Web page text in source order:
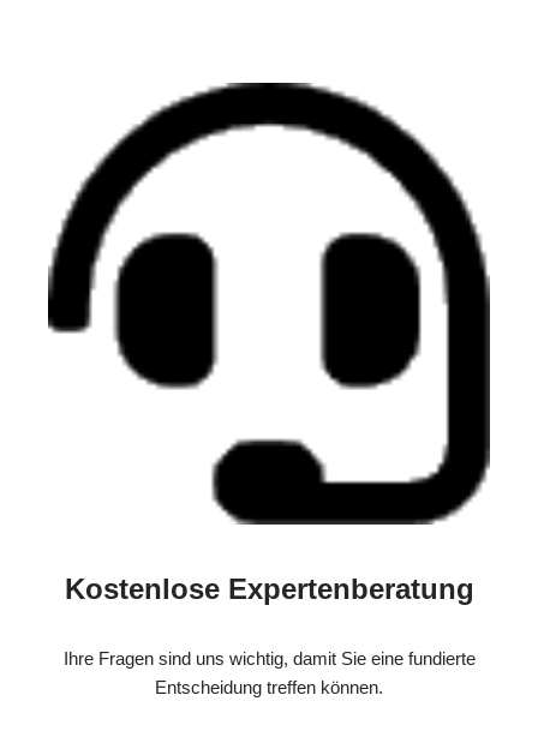
Kostenlose Expertenberatung
Ihre Fragen sind uns wichtig, damit Sie eine fundierte
Entscheidung treffen können.